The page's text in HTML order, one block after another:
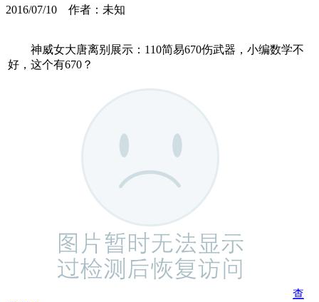
2016/07/10 作者：未知
神威女大唐离别展示：110简易670伤武器，小编数学不
好，这个有670？
查